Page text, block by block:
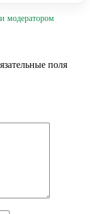
модератором
поля